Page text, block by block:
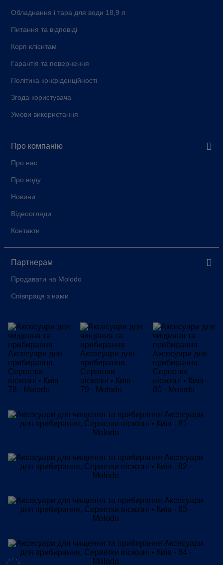
Обладнання і тара для води 18,9 л
Питання та відповіді
Корп клієнтам
Гарантія та повернення
Політика конфіденційності
Згода користувача
Умови використання
Про компанію
Про нас
Про воду
Новини
Відеоогляди
Контакти
Партнерам
Продавати на Molodo
Співпраця з нами